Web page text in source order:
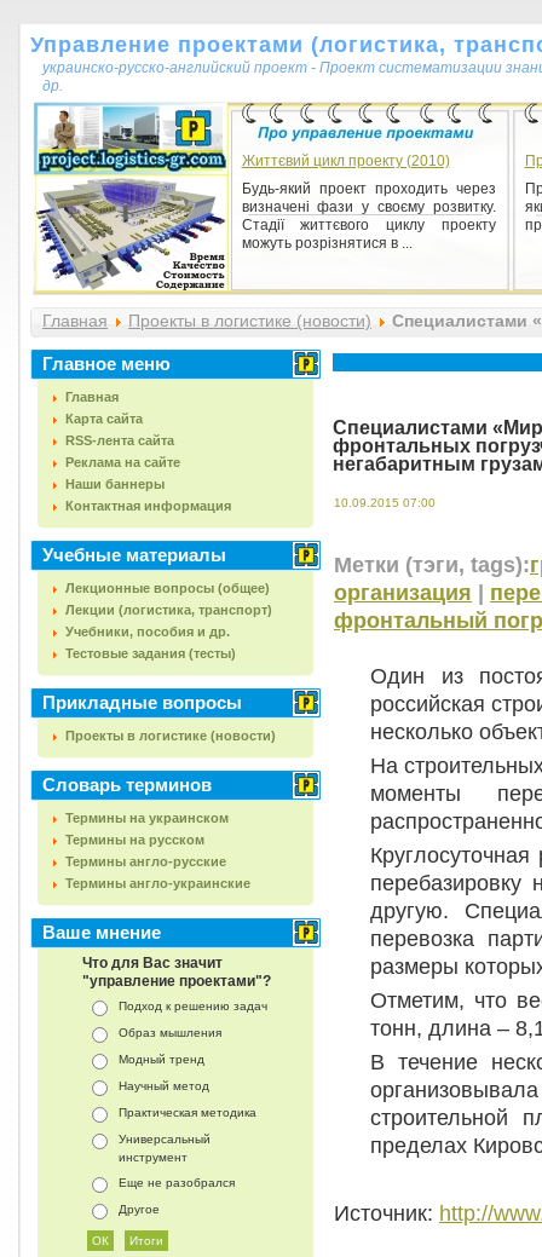
Управление проектами (логистика,
украинско-русско-английский проект - Проект систематизации
др.
Життєвий цикл проекту (2010)
Будь-який проект проходить через
визначені фази у своєму розвитку.
Стадії життєвого циклу проекту
можуть розрізнятися в ...
Главная Проекты в логистике (новости)
Специалистами
позволяют отнести их к негабаритным грузам
Главное меню
Главная
Карта сайта
RSS-лента сайта
Реклама на сайте
Наши баннеры
Контактная информация
Учебные материалы
Лекционные вопросы (общее)
Лекции (логистика, транспорт)
Учебники, пособия и др.
Тестовые задания (тесты)
Прикладные вопросы
Проекты в логистике (новости)
Словарь терминов
Термины на украинском
Термины на русском
Термины англо-русские
Термины англо-украинские
Ваше мнение
Что для Вас значит
"управление проектами"?
Подход к решению задач
Образ мышления
Модный тренд
Научный метод
Практическая методика
Универсальный
инструмент
Еще не разобрался
Другое
Специалистами
фронтальных
негабаритным
10.09.2015 07:00
Метки (тэги, tags):
организация |
фронтальный
Один из
российская
несколько
На
моменты
перебазировку
другую.
перевозка
размеры
Отметим, что
тонн, длина –
В течение
строительной
пределах
Источник: http://